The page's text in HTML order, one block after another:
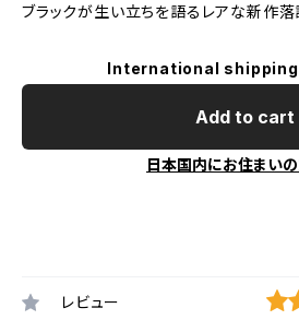
ブラックが生い立ちを語るレアな新作落
International
Add to cart
日本国内にお住まい
レビュー